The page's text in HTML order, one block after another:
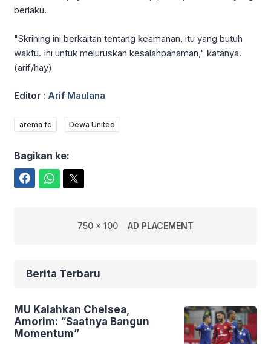
berlaku.
"Skrining ini berkaitan tentang keamanan, itu yang butuh
waktu. Ini untuk meluruskan kesalahpahaman," katanya.
(arif/hay)
Editor : Arif Maulana
arema fc Dewa United
Bagikan ke:
750 x 100 AD PLACEMENT
Berita Terbaru
MU Kalahkan Chelsea,
Amorim: “Saatnya Bangun
Momentum”